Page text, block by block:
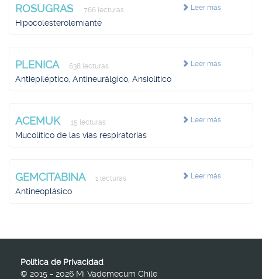
Leer más
ROSUGRAS 766 lecturas
Hipocolesterolemiante
Leer más
PLENICA 638 lecturas
Antiepiléptico, Antineurálgico, Ansiolítico
Leer más
ACEMUK 15 lecturas
Mucolítico de las vías respiratorias
Leer más
GEMCITABINA 1 lecturas
Antineoplásico
Política de Privacidad
© 2015 - 2026 Mi Vademecum Chile